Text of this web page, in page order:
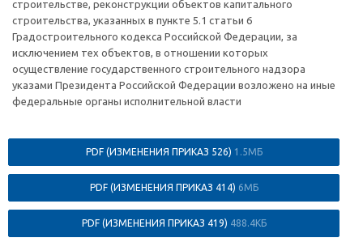
строительстве, реконструкции объектов капитального
строительства, указанных в пункте 5.1 статьи 6
Градостроительного кодекса Российской Федерации, за
исключением тех объектов, в отношении которых
осуществление государственного строительного надзора
указами Президента Российской Федерации возложено на иные
федеральные органы исполнительной власти
PDF (ИЗМЕНЕНИЯ ПРИКАЗ 526) 1.5МБ
PDF (ИЗМЕНЕНИЯ ПРИКАЗ 414) 6МБ
PDF (ИЗМЕНЕНИЯ ПРИКАЗ 419) 488.4КБ